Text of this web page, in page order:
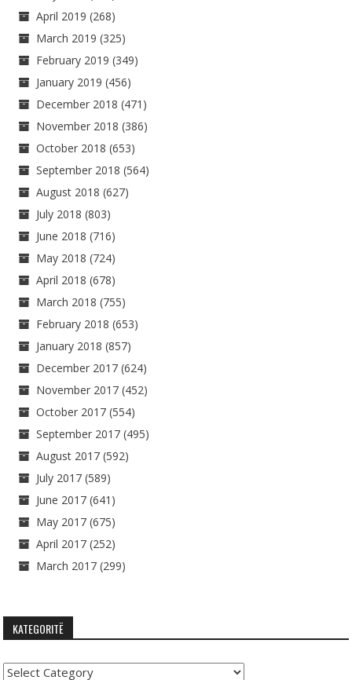
April 2019 (268)
March 2019 (325)
February 2019 (349)
January 2019 (456)
December 2018 (471)
November 2018 (386)
October 2018 (653)
September 2018 (564)
August 2018 (627)
July 2018 (803)
June 2018 (716)
May 2018 (724)
April 2018 (678)
March 2018 (755)
February 2018 (653)
January 2018 (857)
December 2017 (624)
November 2017 (452)
October 2017 (554)
September 2017 (495)
August 2017 (592)
July 2017 (589)
June 2017 (641)
May 2017 (675)
April 2017 (252)
March 2017 (299)
KATEGORITË
Kategoritë